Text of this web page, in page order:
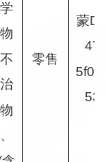
零售
蒙
47
53